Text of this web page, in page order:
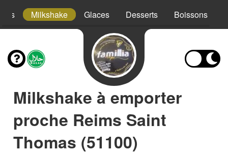
Milkshake Glaces Desserts Boissons
Milkshake à emporter
proche Reims Saint
Thomas (51100)